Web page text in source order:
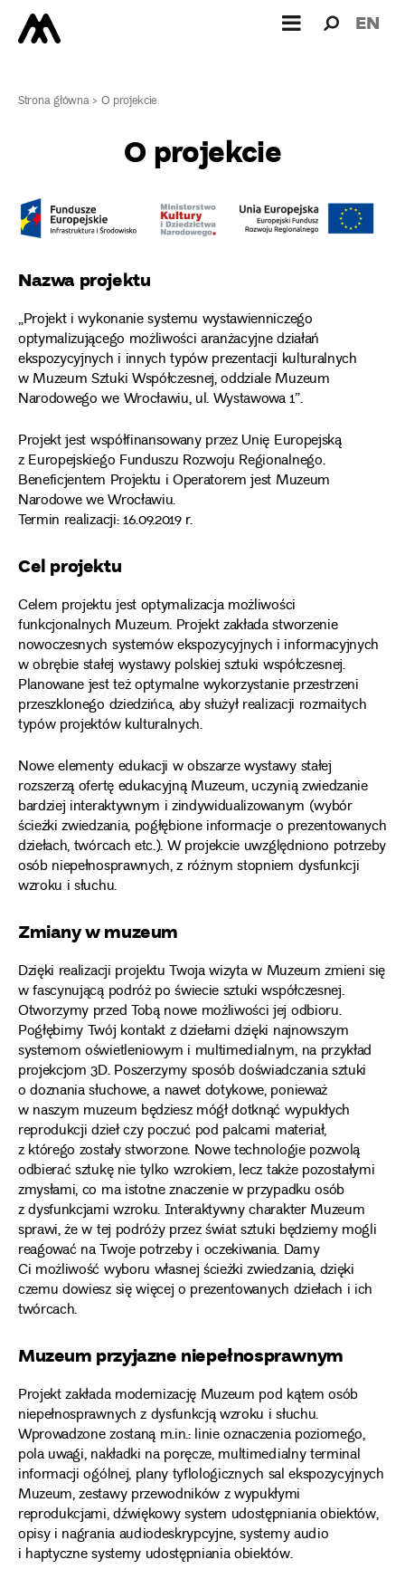
dla: EN
Strona główna>O projekcie
O projekcie
Nazwa projektu
„Projekt i wykonanie systemu wystawienniczego
optymalizującego możliwości aranżacyjne działań
ekspozycyjnych i innych typów prezentacji kulturalnych
w Muzeum Sztuki Współczesnej, oddziale Muzeum
Narodowego we Wrocławiu, ul. Wystawowa 1”.
Projekt jest współfinansowany przez Unię Europejską
z Europejskiego Funduszu Rozwoju Regionalnego.
Beneficjentem Projektu i Operatorem jest Muzeum
Narodowe we Wrocławiu.
Termin realizacji: 16.09.2019 r.
Cel projektu
Celem projektu jest optymalizacja możliwości
funkcjonalnych Muzeum. Projekt zakłada stworzenie
nowoczesnych systemów ekspozycyjnych i informacyjnych
w obrębie stałej wystawy polskiej sztuki współczesnej.
Planowane jest też optymalne wykorzystanie przestrzeni
przeszklonego dziedzińca, aby służył realizacji rozmaitych
typów projektów kulturalnych.
Nowe elementy edukacji w obszarze wystawy stałej
rozszerzą ofertę edukacyjną Muzeum, uczynią zwiedzanie
bardziej interaktywnym i zindywidualizowanym (wybór
ścieżki zwiedzania, pogłębione informacje o prezentowanych
dziełach, twórcach etc.). W projekcie uwzględniono potrzeby
osób niepełnosprawnych, z różnym stopniem dysfunkcji
wzroku i słuchu.
Zmiany w muzeum
Dzięki realizacji projektu Twoja wizyta w Muzeum zmieni się
w fascynującą podróż po świecie sztuki współczesnej.
Otworzymy przed Tobą nowe możliwości jej odbioru.
Pogłębimy Twój kontakt z dziełami dzięki najnowszym
systemom oświetleniowym i multimedialnym, na przykład
projekcjom 3D. Poszerzymy sposób doświadczania sztuki
o doznania słuchowe, a nawet dotykowe, ponieważ
w naszym muzeum będziesz mógł dotknąć wypukłych
reprodukcji dzieł czy poczuć pod palcami materiał,
z którego zostały stworzone. Nowe technologie pozwolą
odbierać sztukę nie tylko wzrokiem, lecz także pozostałymi
zmysłami, co ma istotne znaczenie w przypadku osób
z dysfunkcjami wzroku. Interaktywny charakter Muzeum
sprawi, że w tej podróży przez świat sztuki będziemy mogli
reagować na Twoje potrzeby i oczekiwania. Damy
Ci możliwość wyboru własnej ścieżki zwiedzania, dzięki
czemu dowiesz się więcej o prezentowanych dziełach i ich
twórcach.
Muzeum przyjazne niepełnosprawnym
Projekt zakłada modernizację Muzeum pod kątem osób
niepełnosprawnych z dysfunkcją wzroku i słuchu.
Wprowadzone zostaną m.in.: linie oznaczenia poziomego,
pola uwagi, nakładki na poręcze, multimedialny terminal
informacji ogólnej, plany tyflologicznych sal ekspozycyjnych
Muzeum, zestawy przewodników z wypukłymi
reprodukcjami, dźwiękowy system udostępniania obiektów,
opisy i nagrania audiodeskrypcyjne, systemy audio
i haptyczne systemy udostępniania obiektów.